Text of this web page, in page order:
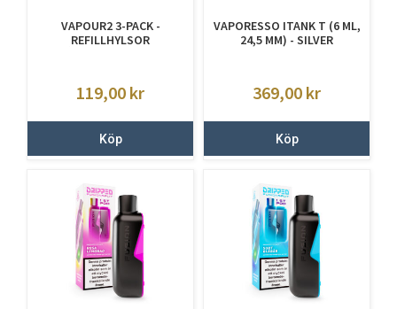
VAPOUR2 3-PACK -
REFILLHYLSOR
119,00 kr
Köp
VAPORESSO ITANK T (6 ML,
24,5 MM) - SILVER
369,00 kr
Köp